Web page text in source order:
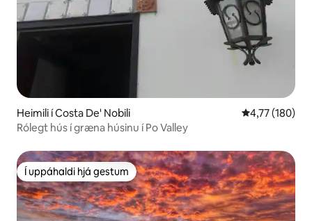
Heimili í Costa De' Nobili 4,77 af 5 í
4,77 (180)
Rólegt hús í græna húsinu í Po Valley
Í uppáhaldi hjá gestum
Í uppáhaldi hjá gestum